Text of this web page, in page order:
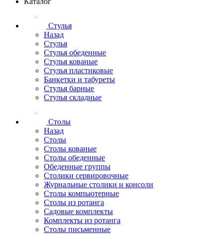
Стулья
Назад
Стулья
Стулья обеденные
Стулья кованые
Стулья пластиковые
Банкетки и табуреты
Стулья барные
Стулья складные
Столы
Назад
Столы
Столы кованые
Столы обеденные
Обеденные группы
Столики сервировочные
Журнальные столики и консоли
Столы компьютерные
Столы из ротанга
Садовые комплекты
Комплекты из ротанга
Столы письменные